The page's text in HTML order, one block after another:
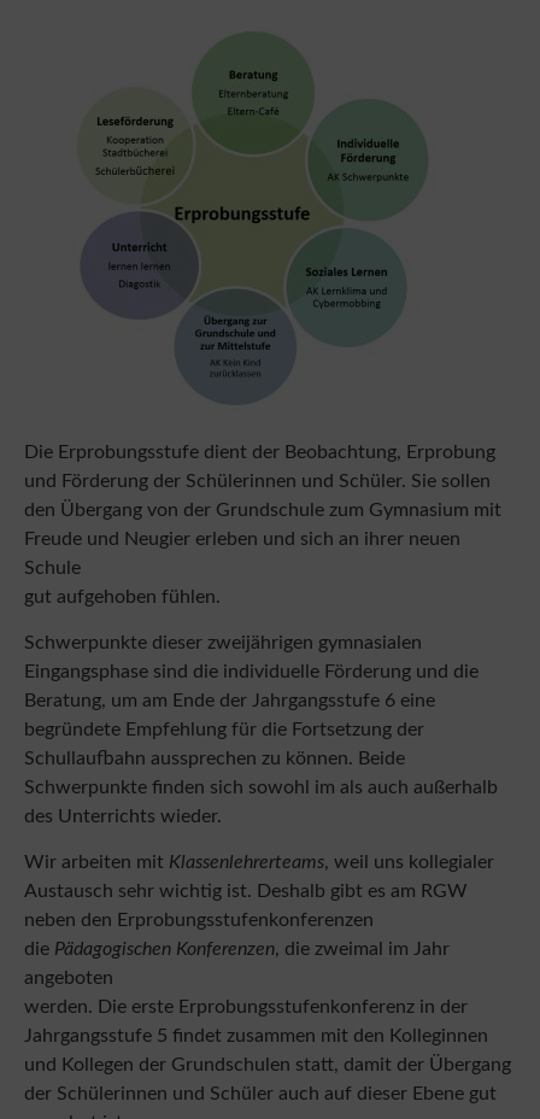
und Förderung der Schülerinnen und Schüler. Sie sollen
den Übergang von der Grundschule zum Gymnasium mit
Freude und Neugier erleben und sich an ihrer neuen
Schule
gut aufgehoben fühlen.
Schwerpunkte dieser zweijährigen gymnasialen
Eingangsphase sind die individuelle Förderung und die
Beratung, um am Ende der Jahrgangsstufe 6 eine
begründete Empfehlung für die Fortsetzung der
Schullaufbahn aussprechen zu können. Beide
Schwerpunkte finden sich sowohl im als auch außerhalb
des Unterrichts wieder.
Wir arbeiten mitKlassenlehrerteams
Austausch sehr wichtig ist. Deshalb gibt es am RGW
neben den Erprobungsstufenkonferenzen
diePädagogischen Konferenzen, die zweimal im Jahr
angeboten
werden. Die erste Erprobungsstufenkonferenz in der
Jahrgangsstufe 5 findet zusammen mit den Kolleginnen
und Kollegen der Grundschulen statt, damit der Übergang
der Schülerinnen und Schüler auch auf dieser Ebene gut
verzahnt ist.